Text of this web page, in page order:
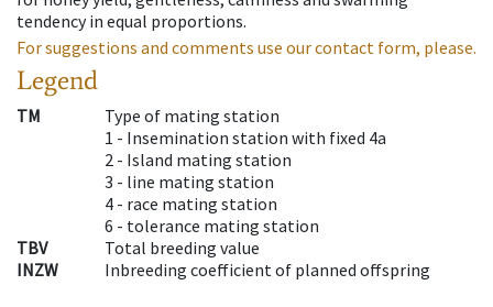
tendency in equal proportions.
For suggestions and comments use our contact form, please.
Legend
TM
Type of mating station
1 - Insemination station with fixed 4a
2 - Island mating station
3 - line mating station
4 - race mating station
6 - tolerance mating station
TBV
Total breeding value
INZW
Inbreeding coefficient of planned offspring